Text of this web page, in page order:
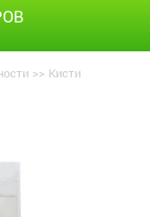
>> Кисти